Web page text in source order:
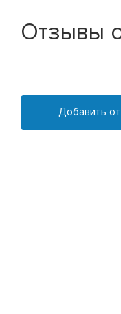
Отзывы
Добавить